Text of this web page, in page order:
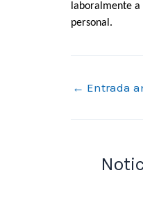
laboralmente a
personal.
← Entrada